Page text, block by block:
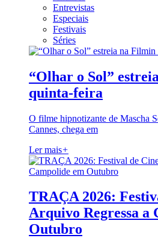
Entrevistas
Especiais
Festivais
Séries
“Olhar o Sol”
quinta-feira
O filme hipnotizante de Mascha
Cannes, chega em
Ler mais+
TRAÇA 2026:
Arquivo Regressa a
Outubro